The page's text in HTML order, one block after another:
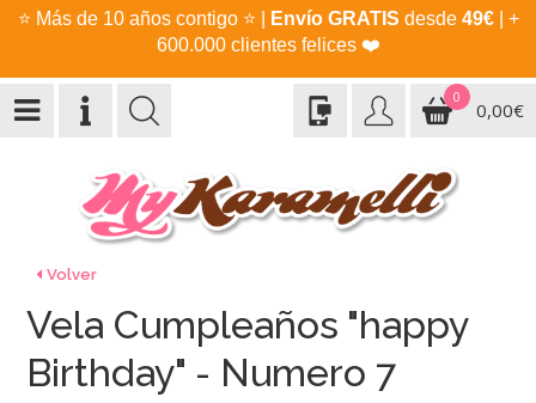
⭐ Más de 10 años contigo ⭐ Envío GRATIS desde 49€| +
600.000 clientes felices ❤️
0
0,00€
Volver
Vela Cumpleaños "happy
Birthday" - Numero 7